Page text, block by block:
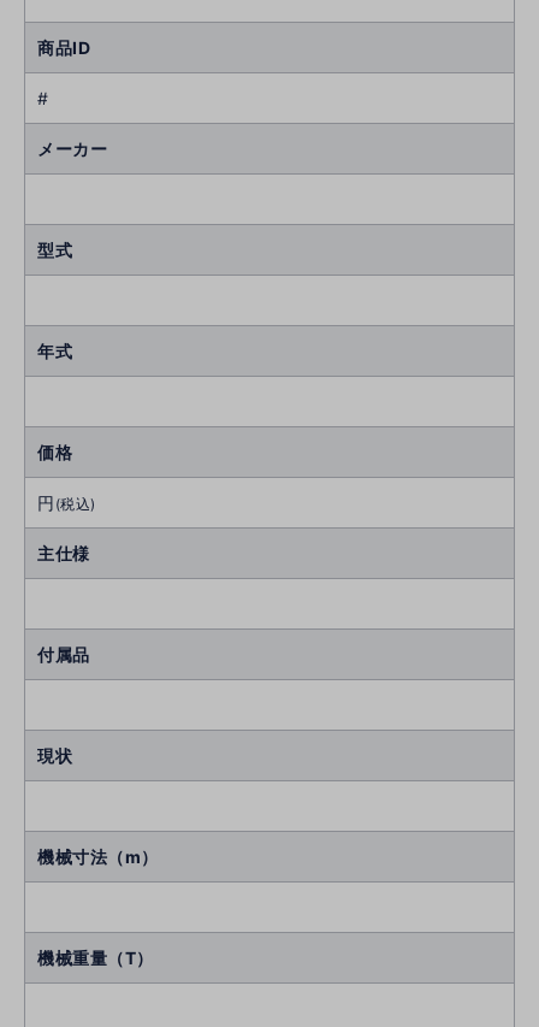
商品ID
#
メーカー
型式
年式
価格
円 (税込)
主仕様
付属品
現状
機械寸法（m）
機械重量（T）